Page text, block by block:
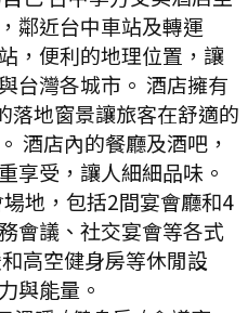
鄰近台中車站及轉運
，便利的地理位置，讓
台灣各城市。 酒店擁有
落地窗景讓旅客在舒適的
酒店內的餐廳及酒吧，
享受，讓人細細品味。
地，包括2間宴會廳和4
會議、社交宴會等各式
高空健身房等休閒設
與能量。